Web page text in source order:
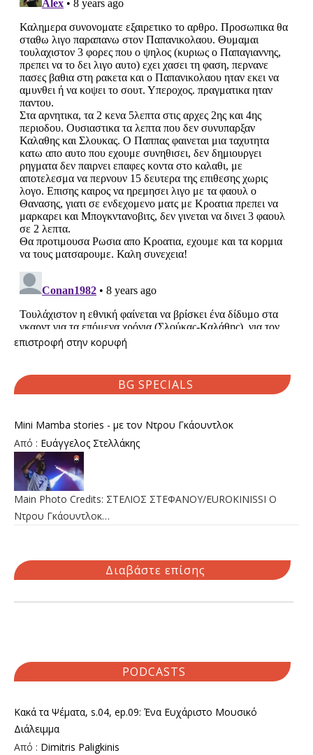
επιστροφή στην κορυφή
BG SPECIALS
Mini Mamba stories - με τον Ντρου Γκάουντλοκ
Από : Ευάγγελος Στελλάκης
Main Photo Credits: ΣΤΕΛΙΟΣ ΣΤΕΦΑΝΟΥ/EUROKINISSI Ο
Ντρου Γκάουντλοκ…
Διαβάστε επίσης
PODCASTS
Κακά τα Ψέματα, s.04, ep.09: Ένα Ευχάριστο Μουσικό
Διάλειμμα
Από : Dimitris Paligkinis